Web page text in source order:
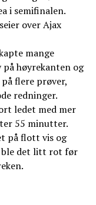
i semifinalen.
over Ajax
mange
på høyrekanten og
flere prøver,
redninger.
ledet med mer
55 minutter.
på flott vis og
ble det litt rot før